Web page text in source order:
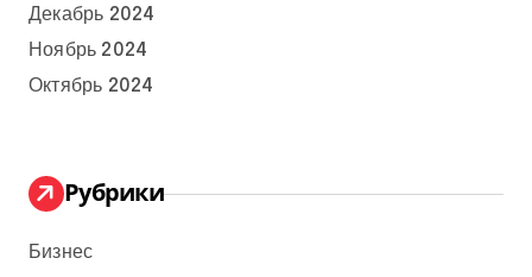
Декабрь 2024
Ноябрь 2024
Октябрь 2024
Рубрики
Бизнес